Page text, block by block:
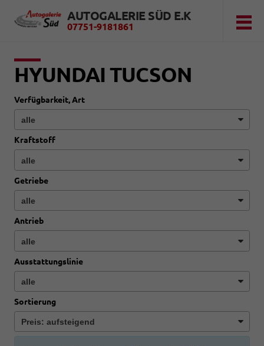
AUTOGALERIE SÜD E.K
07751-9181861
HYUNDAI TUCSON
Verfügbarkeit, Art
Kraftstoff
Getriebe
Antrieb
Ausstattungslinie
Sortierung